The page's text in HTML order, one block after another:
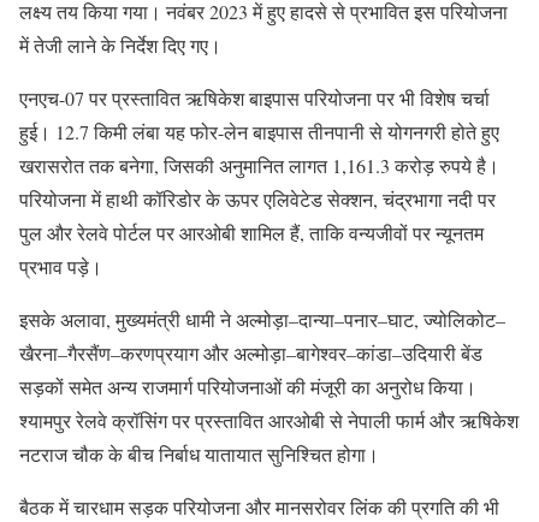
लक्ष्य तय किया गया। नवंबर 2023 में हुए हादसे से प्रभावित इस परियोजना
में तेजी लाने के निर्देश दिए गए।
एनएच-07 पर प्रस्तावित ऋषिकेश बाइपास परियोजना पर भी विशेष चर्चा
हुई। 12.7 किमी लंबा यह फोर-लेन बाइपास तीनपानी से योगनगरी होते हुए
खरासरोत तक बनेगा, जिसकी अनुमानित लागत 1,161.3 करोड़ रुपये है।
परियोजना में हाथी कॉरिडोर के ऊपर एलिवेटेड सेक्शन, चंद्रभागा नदी पर
पुल और रेलवे पोर्टल पर आरओबी शामिल हैं, ताकि वन्यजीवों पर न्यूनतम
प्रभाव पड़े।
इसके अलावा, मुख्यमंत्री धामी ने अल्मोड़ा–दान्या–पनार–घाट, ज्योलिकोट–
खैरना–गैरसैंण–करणप्रयाग और अल्मोड़ा–बागेश्वर–कांडा–उदियारी बेंड
सड़कों समेत अन्य राजमार्ग परियोजनाओं की मंजूरी का अनुरोध किया।
श्यामपुर रेलवे क्रॉसिंग पर प्रस्तावित आरओबी से नेपाली फार्म और ऋषिकेश
नटराज चौक के बीच निर्बाध यातायात सुनिश्चित होगा।
बैठक में चारधाम सड़क परियोजना और मानसरोवर लिंक की प्रगति की भी